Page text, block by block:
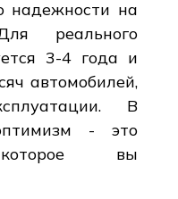
надежности на
реального
3-4 года и
автомобилей,
В
- это
которое вы